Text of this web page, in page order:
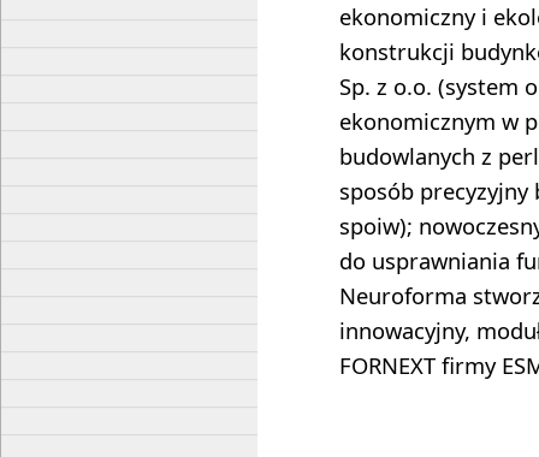
ekonomiczny i
konstrukcji
Sp. z o.o. (system
ekonomicznym w
budowlanych z
sposób precyzyjny
spoiw);
do usprawniania
Neuroforma
innowacyjny,
FORNEXT firmy